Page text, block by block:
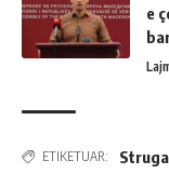
e
ETIKETUAR: Struga